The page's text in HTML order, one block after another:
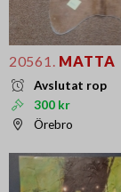
20561. MATTA
Avslutat rop
300 kr
Örebro